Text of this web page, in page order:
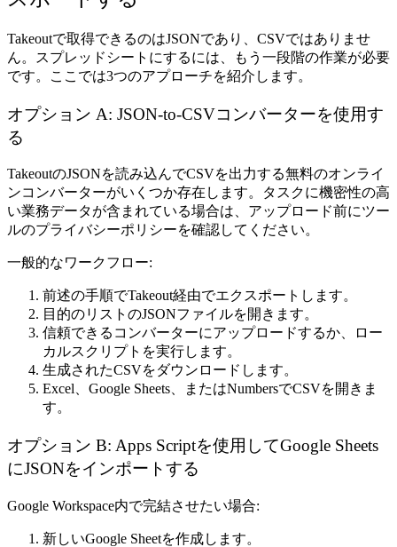
Takeoutで取得できるのはJSONであり、CSVではありませ
ん。スプレッドシートにするには、もう一段階の作業が必要
です。ここでは3つのアプローチを紹介します。
オプション A: JSON-to-CSVコンバーターを使用す
る
TakeoutのJSONを読み込んでCSVを出力する無料のオンライ
ンコンバーターがいくつか存在します。タスクに機密性の高
い業務データが含まれている場合は、アップロード前にツー
ルのプライバシーポリシーを確認してください。
一般的なワークフロー:
前述の手順でTakeout経由でエクスポートします。
目的のリストのJSONファイルを開きます。
信頼できるコンバーターにアップロードするか、ロー
カルスクリプトを実行します。
生成されたCSVをダウンロードします。
Excel、Google Sheets、またはNumbersでCSVを開きま
す。
オプション B: Apps Scriptを使用してGoogle Sheets
にJSONをインポートする
Google Workspace内で完結させたい場合:
新しいGoogle Sheetを作成します。